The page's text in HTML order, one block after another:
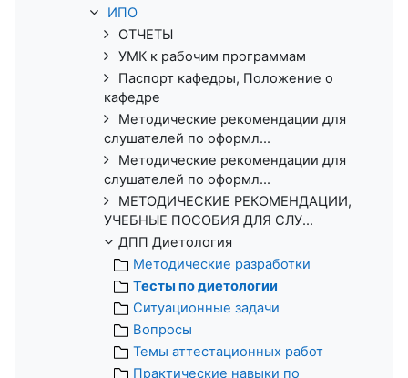
ИПО
ОТЧЕТЫ
УМК к рабочим программам
Паспорт кафедры, Положение о
кафедре
Методические рекомендации для
слушателей по оформл...
Методические рекомендации для
слушателей по оформл...
МЕТОДИЧЕСКИЕ РЕКОМЕНДАЦИИ,
УЧЕБНЫЕ ПОСОБИЯ ДЛЯ СЛУ...
ДПП Диетология
Методические разработки
Тесты по диетологии
Ситуационные задачи
Вопросы
Темы аттестационных работ
Практические навыки по